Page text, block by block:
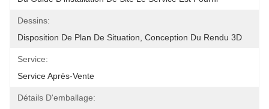
Dessins:
Disposition De Plan De Situation, Conception Du Rendu 3D
Service:
Service Après-Vente
Détails D'emballage: